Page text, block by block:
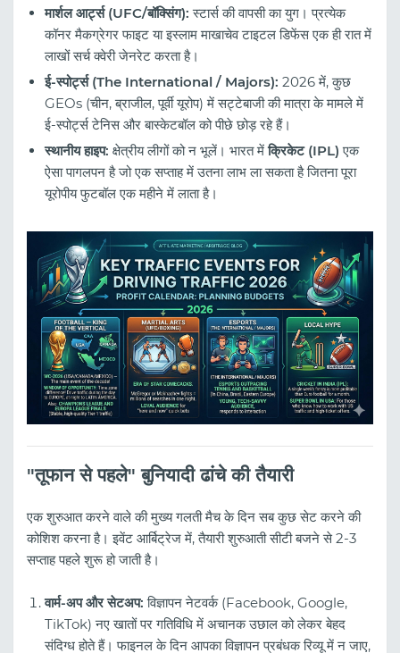
मार्शल आर्ट्स (UFC/बॉक्सिंग): स्टार्स की वापसी का युग। प्रत्येक
कॉनर मैकग्रेगर फाइट या इस्लाम माखाचेव टाइटल डिफेंस एक ही रात में
लाखों सर्च क्वेरी जेनरेट करता है।
ई-स्पोर्ट्स (The International / Majors): 2026 में, कुछ
GEOs (चीन, ब्राजील, पूर्वी यूरोप) में सट्टेबाजी की मात्रा के मामले में
ई-स्पोर्ट्स टेनिस और बास्केटबॉल को पीछे छोड़ रहे हैं।
स्थानीय हाइप: क्षेत्रीय लीगों को न भूलें। भारत मेंक्रिकेट (IPL) एक
ऐसा पागलपन है जो एक सप्ताह में उतना लाभ ला सकता है जितना पूरा
यूरोपीय फुटबॉल एक महीने में लाता है।
"तूफान से पहले" बुनियादी ढांचे की तैयारी
एक शुरुआत करने वाले की मुख्य गलती मैच के दिन सब कुछ सेट करने की
कोशिश करना है। इवेंट आर्बिट्रेज में, तैयारी शुरुआती सीटी बजने से 2-3
सप्ताह पहले शुरू हो जाती है।
वार्म-अप और सेटअप: विज्ञापन नेटवर्क (Facebook, Google,
TikTok) नए खातों पर गतिविधि में अचानक उछाल को लेकर बेहद
संदिग्ध होते हैं। फाइनल के दिन आपका विज्ञापन प्रबंधक रिव्यू में न जाए,